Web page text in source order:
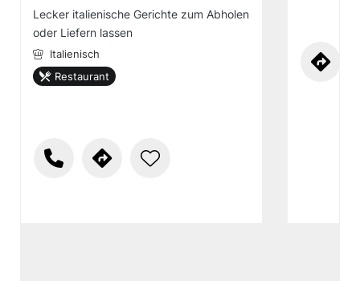
Lecker italienische Gerichte zum Abholen
oder Liefern lassen
Italienisch
Restaurant